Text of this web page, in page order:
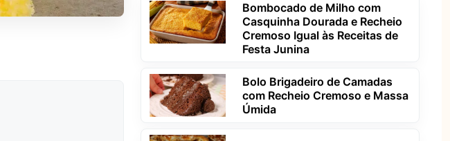
Bombocado de Milho com
Casquinha Dourada e Recheio
Cremoso Igual às Receitas de
Festa Junina
Bolo Brigadeiro de Camadas
com Recheio Cremoso e Massa
Úmida